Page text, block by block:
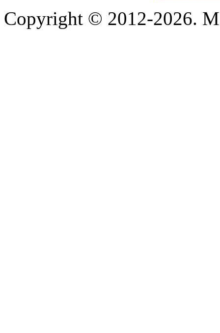
Copyright © 2012-2026.